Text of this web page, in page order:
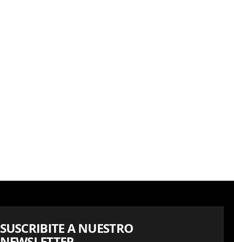
SUSCRIBITE A NUESTRO